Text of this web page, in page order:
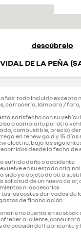
descúbrelo
todo incluido excepto
carrocería, lámpara /
satisfecho con su
o cambiarlo por otro
combustible, precio)
en renew gold y 15
electric, bajo las
desde la fecha de
sufrido daño o accidente
en su estado original
sido ya objeto de otra
solicitud de un nuevo
ni accesorios
los costes derivados de
de financiación.
no cuenta en su stock
al cliente,
de ocasión del fabricante y